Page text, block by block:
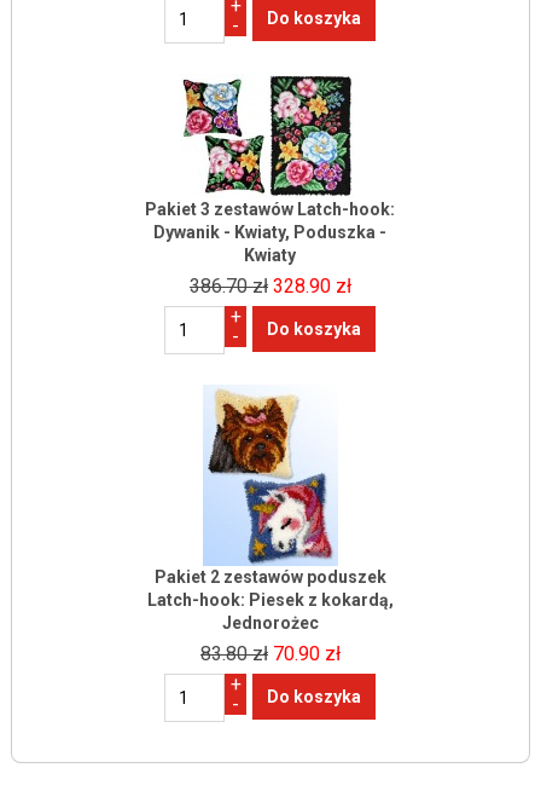
+
-
Pakiet 3 zestawów Latch-hook:
Dywanik - Kwiaty, Poduszka -
Kwiaty
386.70 zł 328.90 zł
+
-
Pakiet 2 zestawów poduszek
Latch-hook: Piesek z kokardą,
Jednorożec
83.80 zł 70.90 zł
+
-